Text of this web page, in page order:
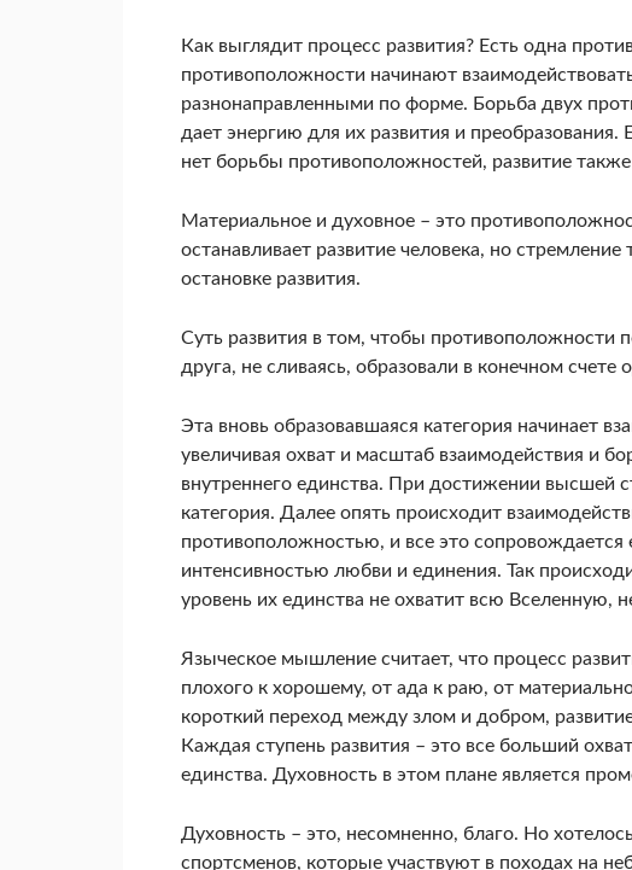
Как выглядит процесс развития? Есть одна
противоположности начинают
разнонаправленными по форме. Борьба двух
дает энергию для их развития и преобразования.
нет борьбы противоположностей, развитие также
Материальное и духовное – это
останавливает развитие человека, но
остановке развития.
Суть развития в том, чтобы противоположности
друга, не сливаясь, образовали в конечном
Эта вновь образовавшаяся категория начинает
увеличивая охват и масштаб взаимодействия и
внутреннего единства. При достижении высшей
категория. Далее опять происходит
противоположностью, и все это
интенсивностью любви и единения. Так
уровень их единства не охватит всю Вселенную,
Языческое мышление считает, что процесс
плохого к хорошему, от ада к раю, от
короткий переход между злом и добром,
Каждая ступень развития – это все больший
единства. Духовность в этом плане является
Духовность – это, несомненно, благо. Но
спортсменов, которые участвуют в походах на